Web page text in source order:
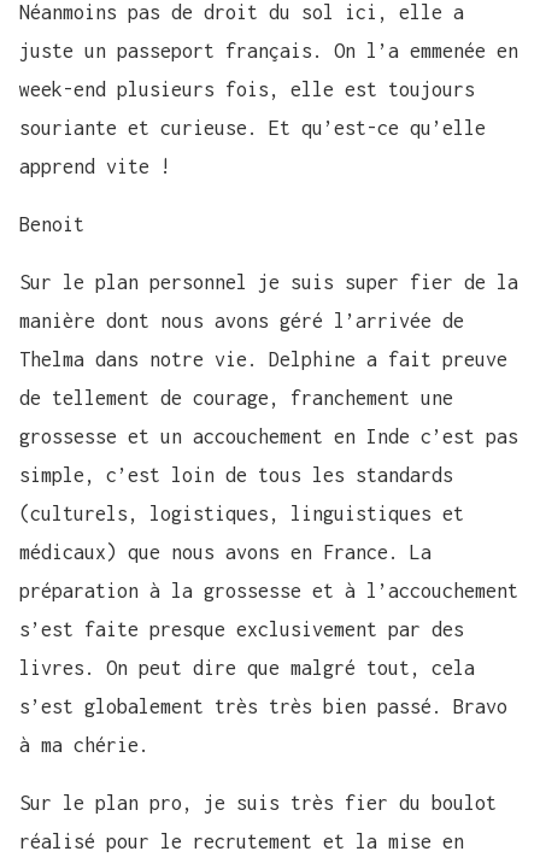
Néanmoins pas de droit du sol ici, elle a
juste un passeport français. On l’a emmenée en
week-end plusieurs fois, elle est toujours
souriante et curieuse. Et qu’est-ce qu’elle
apprend vite !
Benoit
Sur le plan personnel je suis super fier de la
manière dont nous avons géré l’arrivée de
Thelma dans notre vie. Delphine a fait preuve
de tellement de courage, franchement une
grossesse et un accouchement en Inde c’est pas
simple, c’est loin de tous les standards
(culturels, logistiques, linguistiques et
médicaux) que nous avons en France. La
préparation à la grossesse et à l’accouchement
s’est faite presque exclusivement par des
livres. On peut dire que malgré tout, cela
s’est globalement très très bien passé. Bravo
à ma chérie.
Sur le plan pro, je suis très fier du boulot
réalisé pour le recrutement et la mise en